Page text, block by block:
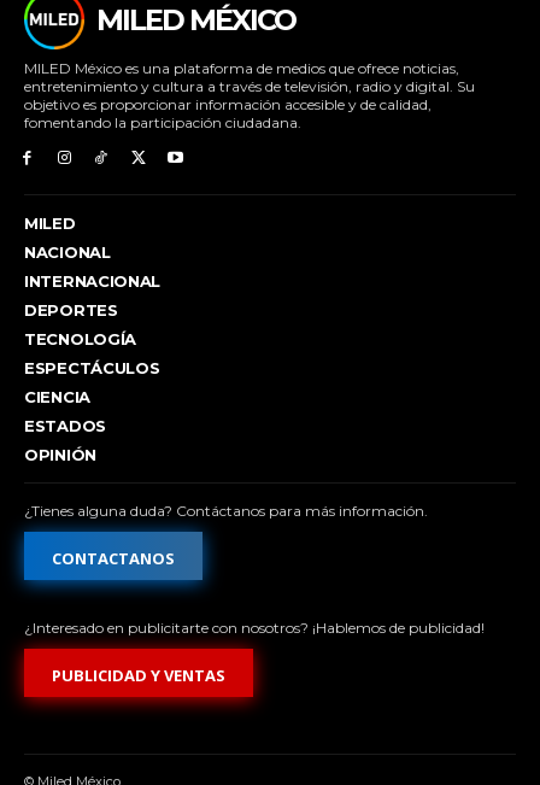
MILED MÉXICO
MILED México es una plataforma de medios que ofrece noticias,
entretenimiento y cultura a través de televisión, radio y digital. Su
objetivo es proporcionar información accesible y de calidad,
fomentando la participación ciudadana.
MILED
NACIONAL
INTERNACIONAL
DEPORTES
TECNOLOGÍA
ESPECTÁCULOS
CIENCIA
ESTADOS
OPINIÓN
¿Tienes alguna duda? Contáctanos para más información.
CONTACTANOS
¿Interesado en publicitarte con nosotros? ¡Hablemos de publicidad!
PUBLICIDAD Y VENTAS
© Miled México